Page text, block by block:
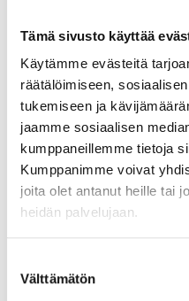
Tämä sivusto käyttää
Käytämme evästeitä
räätälöimiseen,
tukemiseen ja
jaamme sosiaalisen
kumppaneillemme tietoja
Kumppanimme voivat
joita olet antanut heille tai
heidän palvelujaan.
valinta
Välttämätön
alustavat keskustelua.
Tapaamme tiistaisin klo
20.2. Vinkit
palvelut
27.2. Hyvinvointia ruoasta
12.3. Aktiivinen arki liikkuen
19.3. Hyvä uni ja
Paikka: Tyrnävän
Ilmoittautuminen: viikkoa